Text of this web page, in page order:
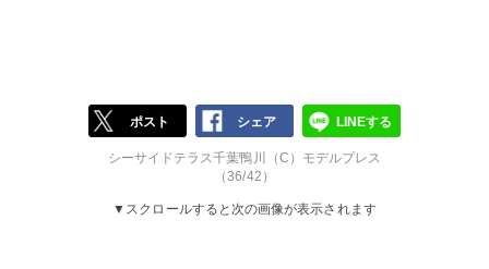
ポスト シェア LINEする
シーサイドテラス千葉鴨川（C）モデルプレス
（36/42）
▼スクロールすると次の画像が表示されます